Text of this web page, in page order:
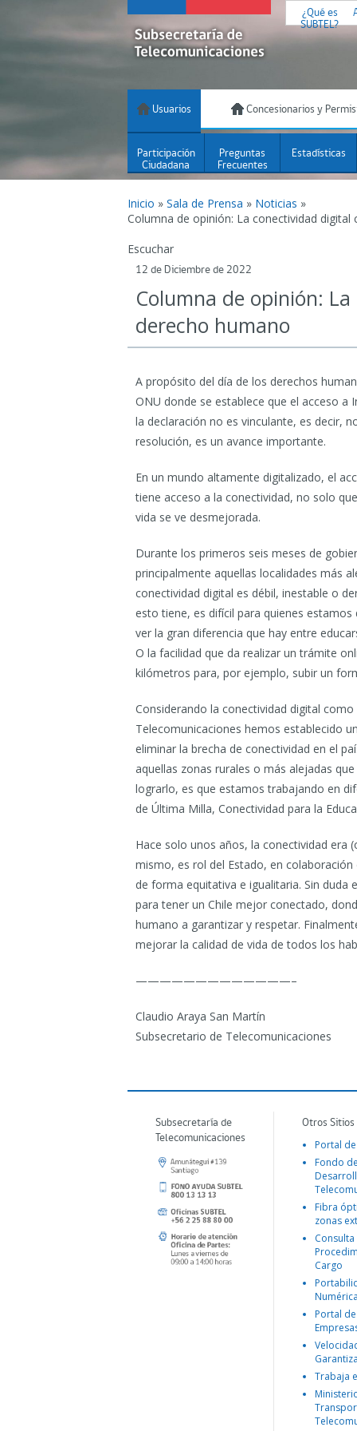
¿Qué es
SUBTEL?
Usuarios Concesionarios y
Participación
Ciudadana
Preguntas
Frecuentes
Estadísticas
Inicio » Sala de Prensa » Noticias »
Columna de opinión: La conectividad
Escuchar
12 de Diciembre de 2022
Columna de opinión:
derecho humano
A propósito del día de los derechos
ONU donde se establece que el acceso a
la declaración no es vinculante, es decir,
resolución, es un avance importante.
En un mundo altamente digitalizado, el
tiene acceso a la conectividad, no solo
vida se ve desmejorada.
Durante los primeros seis meses de
principalmente aquellas localidades más
conectividad digital es débil, inestable o
esto tiene, es difícil para quienes
ver la gran diferencia que hay entre
O la facilidad que da realizar un trámite
kilómetros para, por ejemplo, subir un
Considerando la conectividad digital
Telecomunicaciones hemos establecido
eliminar la brecha de conectividad en el
aquellas zonas rurales o más alejadas
lograrlo, es que estamos trabajando en
de Última Milla, Conectividad para la
Hace solo unos años, la conectividad era
mismo, es rol del Estado, en
de forma equitativa e igualitaria. Sin duda
para tener un Chile mejor conectado,
humano a garantizar y respetar.
mejorar la calidad de vida de todos los
—————————————–
Claudio Araya San Martín
Subsecretario de Telecomunicaciones
Subsecretaría de
Telecomunicaciones
Otros
Portal
Fondo
Fibra
zonas
Consulta
Cargo
Portal
Trabaja